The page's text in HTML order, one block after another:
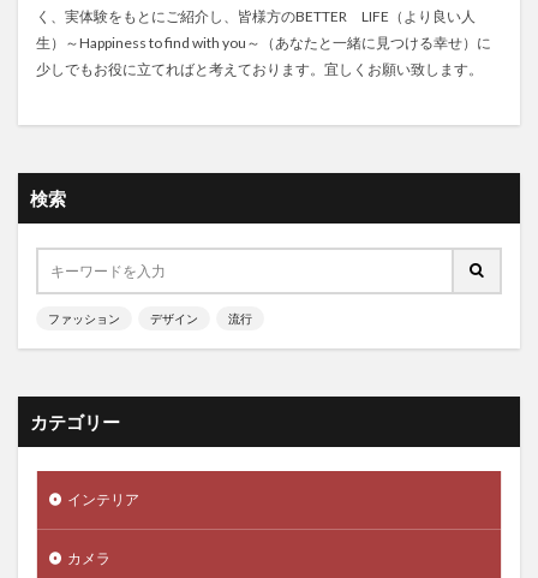
く、実体験をもとにご紹介し、皆様方のBETTER LIFE（より良い人
生）～Happiness to find with you～（あなたと一緒に見つける幸せ）に
少しでもお役に立てればと考えております。宜しくお願い致します。
検索
ファッション デザイン 流行
カテゴリー
インテリア
カメラ